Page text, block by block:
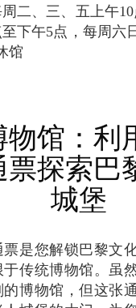
二、三、五上午
下午5点，每周六
馆
票探索巴
城堡
传统博物馆。虽
博物馆，但这张